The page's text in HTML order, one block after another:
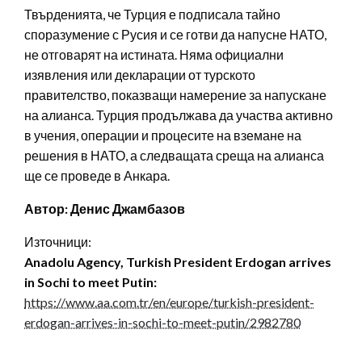
Твърденията, че Турция е подписала тайно
споразумение с Русия и се готви да напусне НАТО,
не отговарят на истината. Няма официални
изявления или декларации от турското
правителство, показващи намерение за напускане
на алианса. Турция продължава да участва активно
в учения, операции и процесите на вземане на
решения в НАТО, а следващата среща на алианса
ще се проведе в Анкара.
Автор: Денис Джамбазов
Източници:
Anadolu Agency, Turkish President Erdogan arrives
in Sochi to meet Putin:
https://www.aa.com.tr/en/europe/turkish-president-
erdogan-arrives-in-sochi-to-meet-putin/2982780